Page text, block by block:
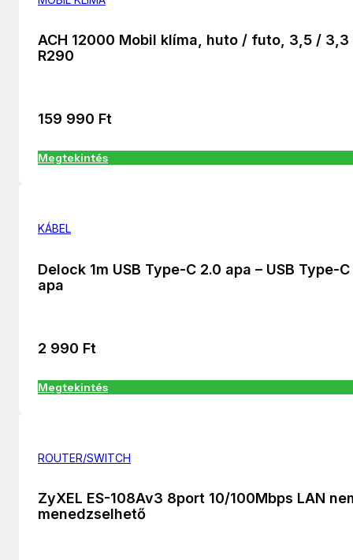
ACH 12000 Mobil klíma, huto / futo, 3,5 / 3,3
R290
159 990 Ft
Megtekintés
KÁBEL
Delock 1m USB Type-C 2.0 apa – USB Type-
apa
2 990 Ft
Megtekintés
ROUTER/SWITCH
ZyXEL ES-108Av3 8port 10/100Mbps LAN
menedzselhető